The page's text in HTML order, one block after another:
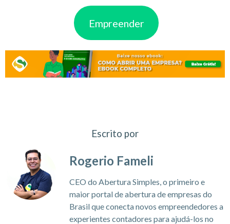
Empreender
Escrito por
Rogerio Fameli
CEO do Abertura Simples, o primeiro e
maior portal de abertura de empresas do
Brasil que conecta novos empreendedores a
experientes contadores para ajudá-los no